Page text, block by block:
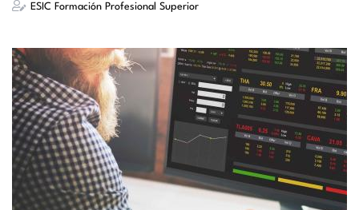
ESIC Formación Profesional Superior